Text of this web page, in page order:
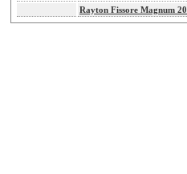
Rayton Fissore Magnum